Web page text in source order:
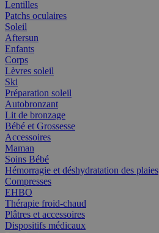
Lentilles
Patchs oculaires
Soleil
Aftersun
Enfants
Corps
Lèvres soleil
Ski
Préparation soleil
Autobronzant
Lit de bronzage
Bébé et Grossesse
Accessoires
Maman
Soins Bébé
Hémorragie et déshydratation des plaies
Compresses
EHBO
Thérapie froid-chaud
Plâtres et accessoires
Dispositifs médicaux